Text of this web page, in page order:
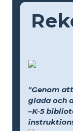
"Genom
glada och
–K-5